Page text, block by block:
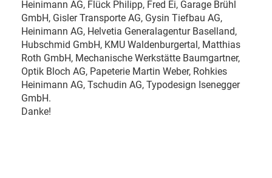
Heinimann AG, Flück Philipp, Fred Ei, Garage Brühl
GmbH, Gisler Transporte AG, Gysin Tiefbau AG,
Heinimann AG, Helvetia Generalagentur Baselland,
Hubschmid GmbH, KMU Waldenburgertal, Matthias
Roth GmbH, Mechanische Werkstätte Baumgartner,
Optik Bloch AG, Papeterie Martin Weber, Rohkies
Heinimann AG, Tschudin AG, Typodesign Isenegger
GmbH.
Danke!